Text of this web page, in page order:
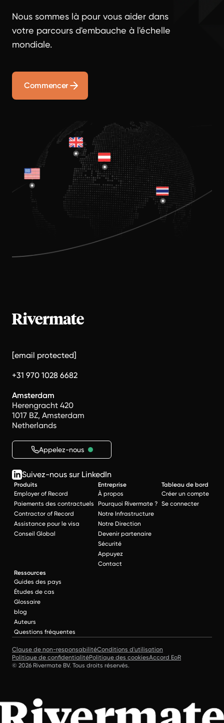
Nous sommes là pour vous aider dans
votre parcours d'embauche à l'échelle
mondiale.
Commencer
[email protected]
+31 970 1028 6682
Amsterdam
Herengracht 420
1017 BZ, Amsterdam
Netherlands
Appelez-nous
Suivez-nous sur LinkedIn
Produits
Employer of Record
Paiements des contractuels
Contractor of Record
Assistance pour le visa
Conseil Global
Entreprise
À propos
Pourquoi Rivermate ?
Notre Infrastructure
Notre Direction
Devenir partenaire
Sécurité
Appuyez
Contact
Tableau de bord
Créer un compte
Se connecter
Ressources
Guides des pays
Études de cas
Glossaire
blog
Auteurs
Questions fréquentes
Clause de non-responsabilitéConditions d'utilisation
Politique de confidentialitéPolitique des cookiesAccord EoR
© 2026 Rivermate BV. Tous droits réservés.